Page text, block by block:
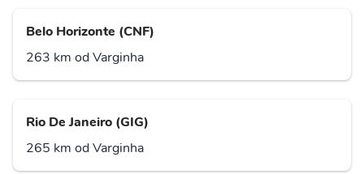
Belo Horizonte (CNF)
263 km od Varginha
Rio De Janeiro (GIG)
265 km od Varginha